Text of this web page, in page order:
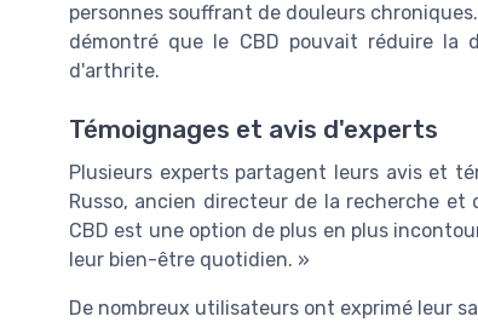
personnes souffrant de douleurs
démontré que le CBD pouvait réduire la
d'arthrite.
Témoignages et avis d'experts
Plusieurs experts partagent leurs avis et
Russo, ancien directeur de la recherche et
CBD est une option de plus en plus
leur bien-être quotidien. »
De nombreux utilisateurs ont exprimé leur